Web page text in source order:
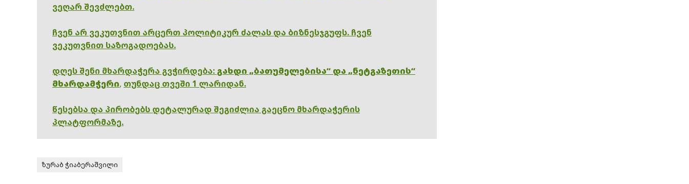
ვეღარ შევძლებთ.
ჩვენ არ ვეკუთვნით არცერთ პოლიტიკურ ძალას და ბიზნესჯგუფს. ჩვენ
ვეკუთვნით საზოგადოებას.
დღეს შენი მხარდაჭერა გვჭირდება: გახდი „ბათუმელებისა“ და „ნეტგაზეთის“
მხარდამჭერი, თუნდაც თვეში 1 ლარიდან.
წესებსა და პირობებს დეტალურად შეგიძლია გაეცნო მხარდაჭერის
პლატფორმაზე.
ზურაბ ჭიაბერაშვილი